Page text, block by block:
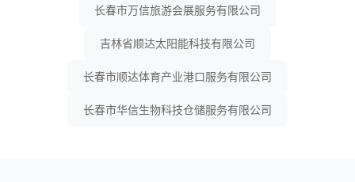
长春市万信旅游会展服务有限公司
吉林省顺达太阳能科技有限公司
长春市顺达体育产业港口服务有限公司
长春市华信生物科技仓储服务有限公司